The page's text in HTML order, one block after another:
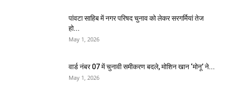
पांवटा साहिब में नगर परिषद चुनाव को लेकर सरगर्मियां तेज
हो...
May 1, 2026
वार्ड नंबर 07 में चुनावी समीकरण बदले, मोशिन खान ‘मोनू’ ने...
May 1, 2026